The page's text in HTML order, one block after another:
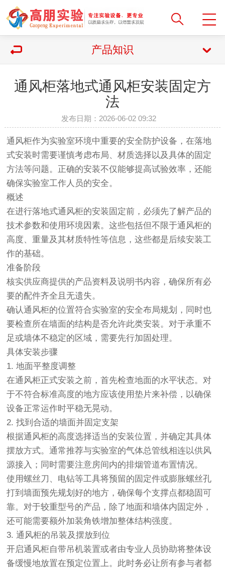
产品知识
通风柜落地式通风柜安装固定方
法
发布日期：2026-06-02 09:32
通风柜作为实验室环境中重要的安全防护设备，在落地
式安装时需要谨慎考虑布局、材质选择以及具体的固定
方法等问题。正确的安装不仅能够提高试验效率，还能
确保实验室工作人员的安全。
概述
在进行落地式通风柜的安装固定前，必须先了解产品的
技术参数和使用环境因素。这些包括但不限于通风柜的
高度、重量及其材质特性等信息，这些都是后续安装工
作的基础。
准备阶段
核实供应商提供的产品资料及说明书内容，确保所有必
要的配件齐全且无遗失。
确认通风柜的位置符合实验室的安全布局规划，同时也
要检查所在墙面的结构是否允许此类安装。对于承重不
足或墙体不稳定的区域，需要先行加固处理。
具体安装步骤
1. 地面平整度调整
在通风柜正式安装之前，首先检查地面的水平状态。对
于不符合标准高度的地方应该使用垫片来补偿，以确保
设备正常运作时平稳无晃动。
2. 找到合适的墙面并固定支架
根据通风柜的高度选择适当的安装位置，并确定其具体
摆放方式。通常推荐与实验室的气体总管线相连以供风
源接入；同时需要注意房间内的排烟管道布置情况。
使用螺丝刀、电钻等工具将预留的固定件或膨胀螺丝孔
打到墙面预先规划好的地方，确保每个支撑点都稳固可
靠。对于较重型号的产品，除了地面和墙体内固定外，
还可能需要额外加装角铁增加整体结构强度。
3. 通风柜的吊装及摆放到位
开启通风柜自带吊机装置或者由专业人员协助将整体设
备缓慢地放置在预定位置上。此时务必让所有参与者都